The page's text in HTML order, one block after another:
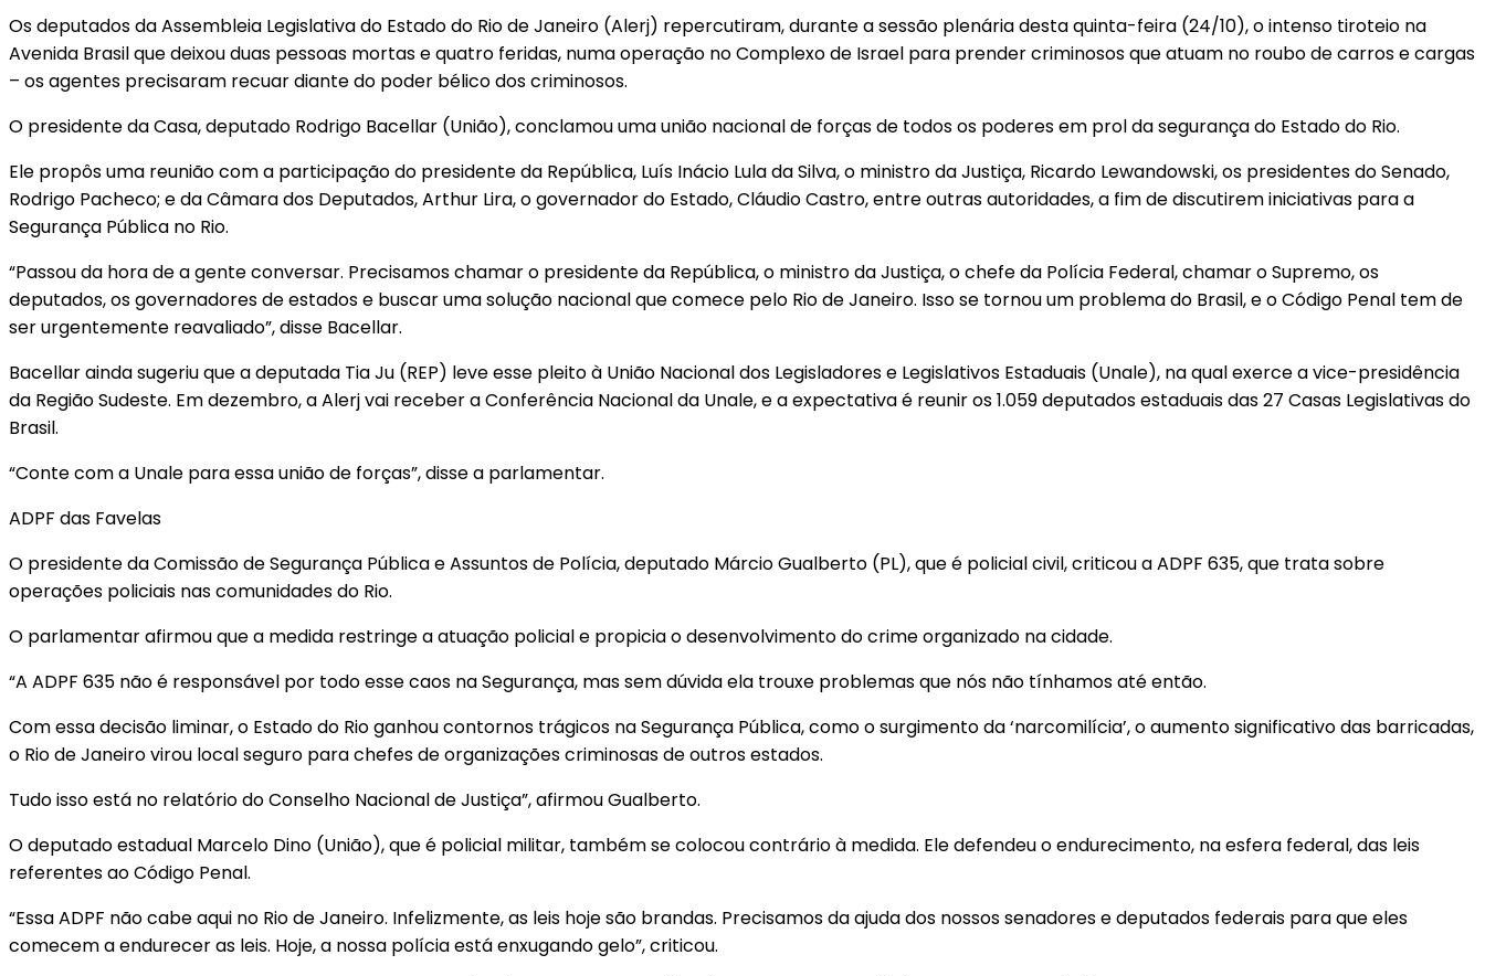
Os deputados da Assembleia Legislativa do Estado do Rio de Janeiro (Alerj) repercutiram, durante a sessão plenária desta quinta-feira (24/10), o intenso tiroteio na
Avenida Brasil que deixou duas pessoas mortas e quatro feridas, numa operação no Complexo de Israel para prender criminosos que atuam no roubo de carros e cargas
– os agentes precisaram recuar diante do poder bélico dos criminosos.
O presidente da Casa, deputado Rodrigo Bacellar (União), conclamou uma união nacional de forças de todos os poderes em prol da segurança do Estado do Rio.
Ele propôs uma reunião com a participação do presidente da República, Luís Inácio Lula da Silva, o ministro da Justiça, Ricardo Lewandowski, os presidentes do Senado,
Rodrigo Pacheco; e da Câmara dos Deputados, Arthur Lira, o governador do Estado, Cláudio Castro, entre outras autoridades, a fim de discutirem iniciativas para a
Segurança Pública no Rio.
“Passou da hora de a gente conversar. Precisamos chamar o presidente da República, o ministro da Justiça, o chefe da Polícia Federal, chamar o Supremo, os
deputados, os governadores de estados e buscar uma solução nacional que comece pelo Rio de Janeiro. Isso se tornou um problema do Brasil, e o Código Penal tem de
ser urgentemente reavaliado”, disse Bacellar.
Bacellar ainda sugeriu que a deputada Tia Ju (REP) leve esse pleito à União Nacional dos Legisladores e Legislativos Estaduais (Unale), na qual exerce a vice-presidência
da Região Sudeste. Em dezembro, a Alerj vai receber a Conferência Nacional da Unale, e a expectativa é reunir os 1.059 deputados estaduais das 27 Casas Legislativas do
Brasil.
“Conte com a Unale para essa união de forças”, disse a parlamentar.
ADPF das Favelas
O presidente da Comissão de Segurança Pública e Assuntos de Polícia, deputado Márcio Gualberto (PL), que é policial civil, criticou a ADPF 635, que trata sobre
operações policiais nas comunidades do Rio.
O parlamentar afirmou que a medida restringe a atuação policial e propicia o desenvolvimento do crime organizado na cidade.
“A ADPF 635 não é responsável por todo esse caos na Segurança, mas sem dúvida ela trouxe problemas que nós não tínhamos até então.
Com essa decisão liminar, o Estado do Rio ganhou contornos trágicos na Segurança Pública, como o surgimento da ‘narcomilícia’, o aumento significativo das barricadas,
o Rio de Janeiro virou local seguro para chefes de organizações criminosas de outros estados.
Tudo isso está no relatório do Conselho Nacional de Justiça”, afirmou Gualberto.
O deputado estadual Marcelo Dino (União), que é policial militar, também se colocou contrário à medida. Ele defendeu o endurecimento, na esfera federal, das leis
referentes ao Código Penal.
“Essa ADPF não cabe aqui no Rio de Janeiro. Infelizmente, as leis hoje são brandas. Precisamos da ajuda dos nossos senadores e deputados federais para que eles
comecem a endurecer as leis. Hoje, a nossa polícia está enxugando gelo”, criticou.